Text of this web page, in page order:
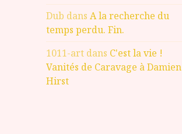
Dub dansA la recherche du
temps perdu. Fin.
1011-art dans C'est la vie !
Vanités de Caravage à Damien
Hirst